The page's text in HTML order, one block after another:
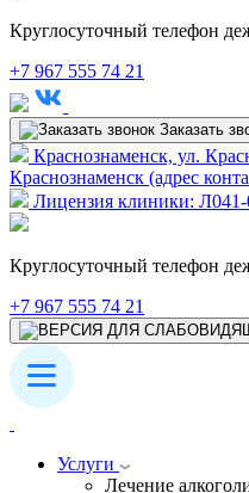
Круглосуточный телефон
+7 967 555 74 21
Заказать
Краснознаменск, ул.
Краснознаменск (адрес
Лицензия клиники: Л041-
Круглосуточный телефон
+7 967 555 74 21
Услуги
Лечение